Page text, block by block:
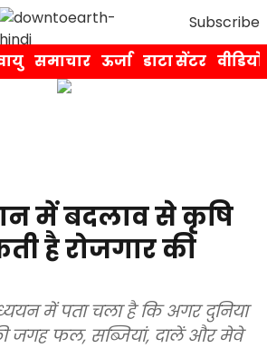
Subscribe
समाचार ऊर्जा डाटा सेंटर वीडियो
में बदलाव से कृषि
है रोजगार की
में पता चला है कि अगर दुनिया
जगह फल, सब्जियां, दालें और मेवे